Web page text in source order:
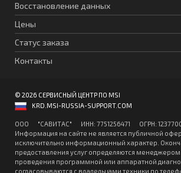
Восстановление данных
Цены
Статус заказа
Контакты
© 2026 СЕРВИСНЫЙ ЦЕНТР ПО MSI
KRD.MSI-RUSSIA-SUPPORT.COM
ООО "CАВИТAC" ИНН: 7751256471 ОГPН:
Информация на сайте не является публичной
исключительно информационный характер.
предоставления услуг определяются
проведения программной или аппаратной
согласовываются с владельцами техники по